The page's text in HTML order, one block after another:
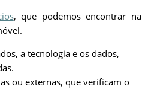
, que podemos encontrar na
a tecnologia e os dados,
ou externas, que verificam o